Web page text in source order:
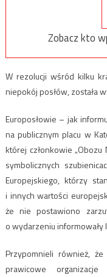
Zobacz kto
W rezolucji wśród kilku
niepokój posłów, została
Europosłowie – jak
na publicznym placu w
której członkowie
symbolicznych
Europejskiego, którzy
i innych wartości
że nie postawiono
o wydarzeniu informowały
Przypomnieli również,
prawicowe